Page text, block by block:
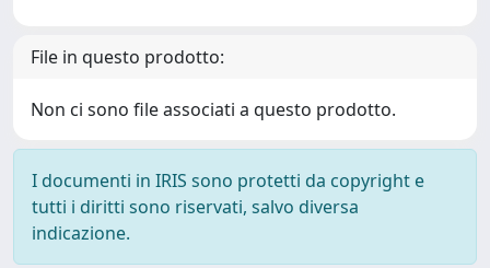
File in questo prodotto:
Non ci sono file associati a questo prodotto.
I documenti in IRIS sono protetti da copyright e
tutti i diritti sono riservati, salvo diversa
indicazione.